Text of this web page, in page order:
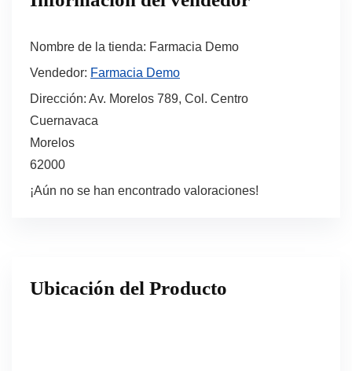
Nombre de la tienda: Farmacia Demo
Vendedor: Farmacia Demo
Dirección: Av. Morelos 789, Col. Centro
Cuernavaca
Morelos
62000
¡Aún no se han encontrado valoraciones!
Ubicación del Producto